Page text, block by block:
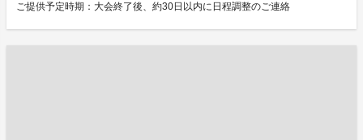
ご提供予定時期：大会終了後、約30日以内に日程調整のご連絡